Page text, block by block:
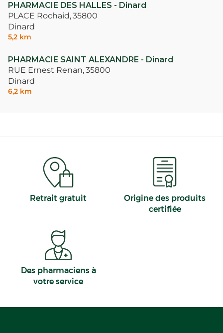
PHARMACIE DES HALLES - Dinard
PLACE Rochaid,35800
Dinard
5,2 km
PHARMACIE SAINT ALEXANDRE - Dinard
RUE Ernest Renan,35800
Dinard
6,2 km
Retrait gratuit
Origine des produits
certifiée
Des pharmaciens à
votre service